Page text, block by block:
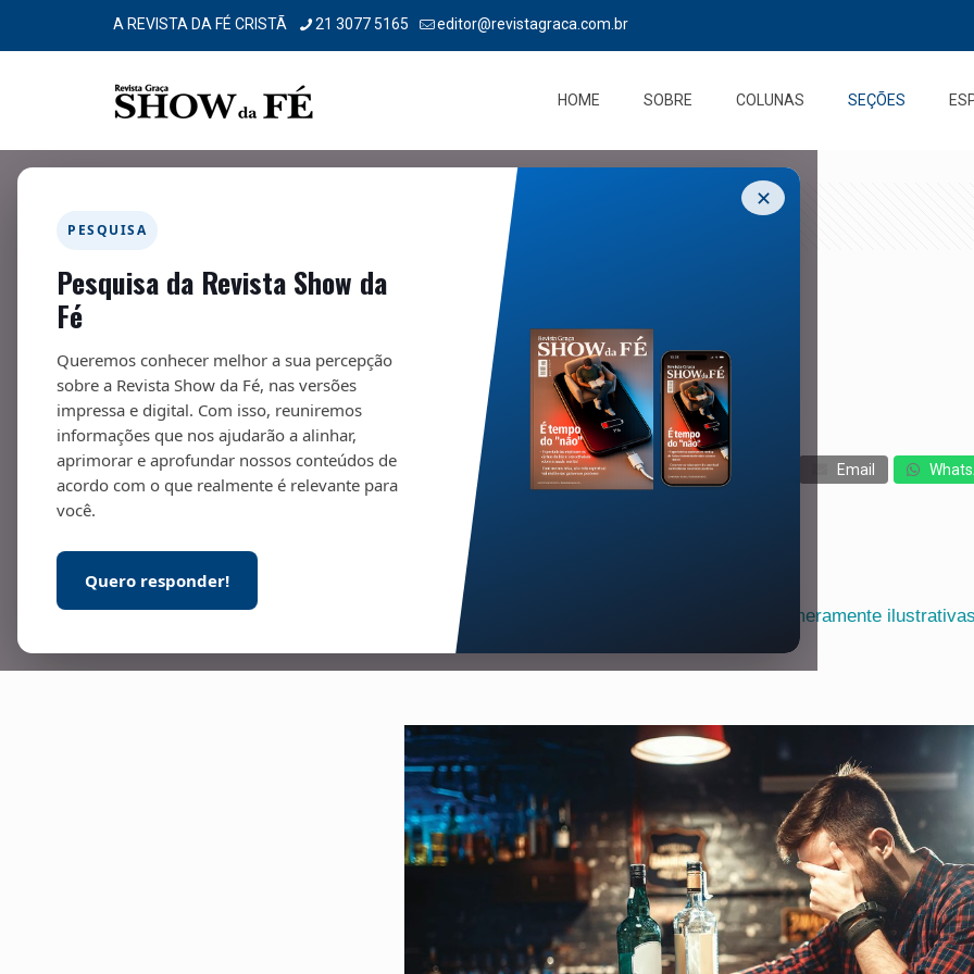
A REVISTA DA FÉ CRISTÃ 21 3077 5165 editor@revistagraca.com.br
HOME SOBRE COLUNAS SEÇÕES
✕
PESQUISA
Pesquisa da Revista Show da
Fé
Queremos conhecer melhor a sua percepção
sobre a Revista Show da Fé, nas versões
impressa e digital. Com isso, reuniremos
informações que nos ajudarão a alinhar,
aprimorar e aprofundar nossos conteúdos de
acordo com o que realmente é relevante para
você.
Quero responder!
“Nova criatura”
Facebook Twitter Messenger Email
As fotos publicadas nesta seção são meramente